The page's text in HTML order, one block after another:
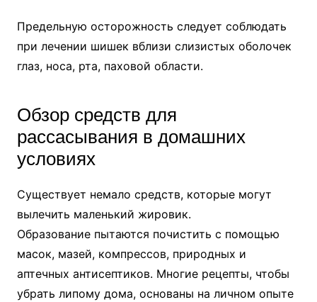
Предельную осторожность следует соблюдать
при лечении шишек вблизи слизистых оболочек
глаз, носа, рта, паховой области.
Обзор средств для
рассасывания в домашних
условиях
Существует немало средств, которые могут
вылечить маленький жировик.
Образование пытаются почистить с помощью
масок, мазей, компрессов, природных и
аптечных антисептиков. Многие рецепты, чтобы
убрать липому дома, основаны на личном опыте